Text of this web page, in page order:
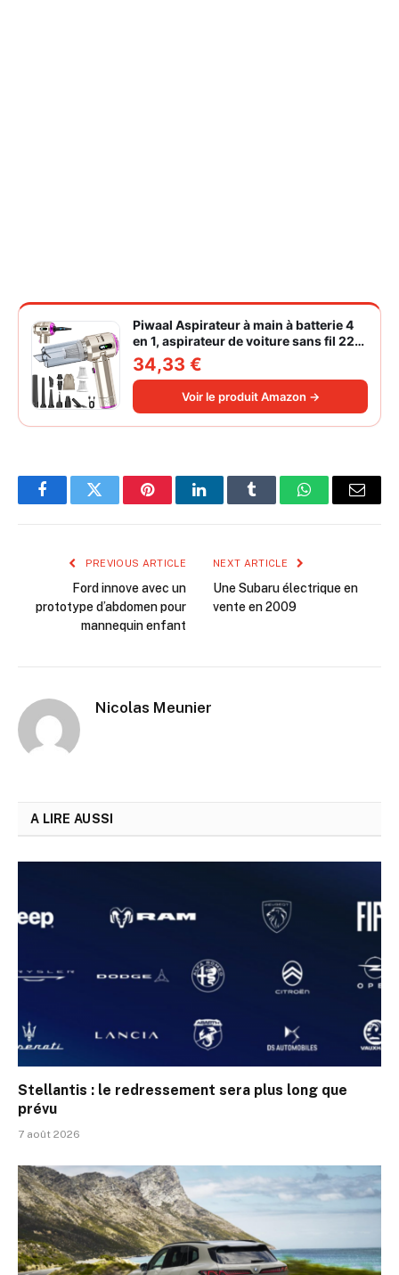
Piwaal Aspirateur à main à batterie 4
en 1, aspirateur de voiture sans fil 22
000 Pa avec moteur sans balais,
souffleur électrique à air comprimé
220 000 tr/min 3 vitesses pour poils
d'animaux
34,33 €
Voir le produit Amazon →
FacebookTwitter PinterestLinkedInTumblr WhatsAppEmail
PREVIOUS ARTICLE
Ford innove avec un
prototype d’abdomen pour
mannequin enfant
NEXT ARTICLE
Une Subaru électrique en
vente en 2009
Nicolas Meunier
A LIRE AUSSI
Stellantis : le redressement sera plus long que
prévu
7 août 2026